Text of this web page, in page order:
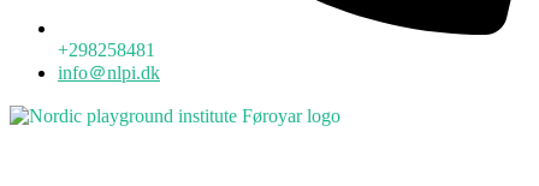
+298258481
info＠nlpi.dk